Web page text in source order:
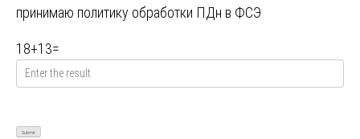
принимаю политику обработки ПДн в ФСЭ
18+13=